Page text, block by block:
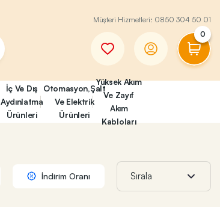
Müşteri Hizmetleri: 0850 304 50 01
0
İç Ve Dış
Aydınlatma
Ürünleri
Otomasyon,Şalt
Ve Elektrik
Ürünleri
Yüksek Akım
Ve Zayıf
Akım
Kabloları
İndirim Oranı